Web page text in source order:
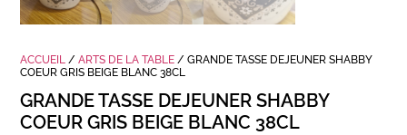
ACCUEIL /ARTS DE LA TABLE / GRANDE TASSE DEJEUNER SHABBY
COEUR GRIS BEIGE BLANC 38CL
GRANDE TASSE DEJEUNER SHABBY
COEUR GRIS BEIGE BLANC 38CL